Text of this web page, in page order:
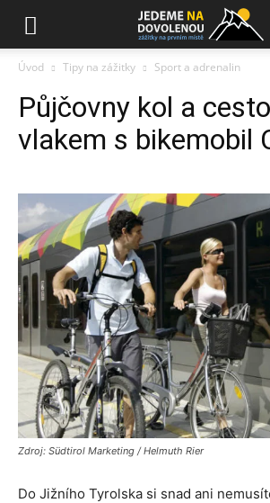
Úvod Tipy na zážitky Sport a adrenalin
Půjčovny kol a
vlakem s bikemobil
Zdroj: Südtirol Marketing / Helmuth Rier
Do Jižního Tyrolska si snad ani